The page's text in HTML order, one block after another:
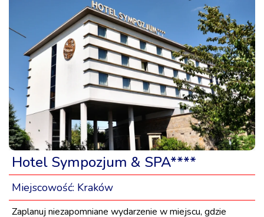
Hotel Sympozjum & SPA****
Miejscowość: Kraków
Zaplanuj niezapomniane wydarzenie w miejscu, gdzie